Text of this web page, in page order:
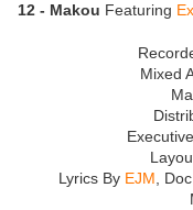
12 - Makou Featuring
Mixed
Lyrics By EJM ,